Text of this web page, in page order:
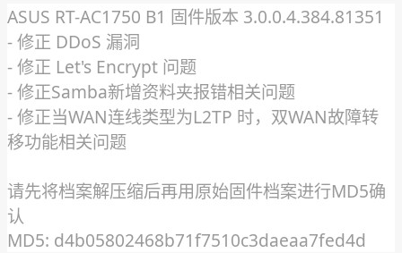
ASUS RT-AC1750 B1 固件版本 3.0.0.4.384.81351
- 修正 DDoS 漏洞
- 修正 Let's Encrypt 问题
- 修正Samba新增资料夹报错相关问题
- 修正当WAN连线类型为L2TP 时，双WAN故障转
移功能相关问题
请先将档案解压缩后再用原始固件档案进行MD5确
认
MD5: d4b05802468b71f7510c3daeaa7fed4d